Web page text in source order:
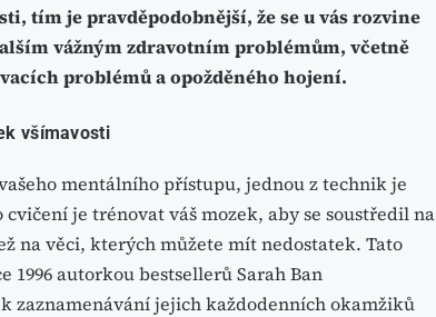
tím je pravděpodobnější, že se u vás rozvine
vážným zdravotním problémům, včetně
problémů a opožděného hojení.
všímavosti
mentálního přístupu, jednou z technik je
je trénovat váš mozek, aby se soustředil na
na věci, kterých můžete mít nedostatek. Tato
1996 autorkou bestsellerů Sarah Ban
zaznamenávání jejich každodenních okamžiků